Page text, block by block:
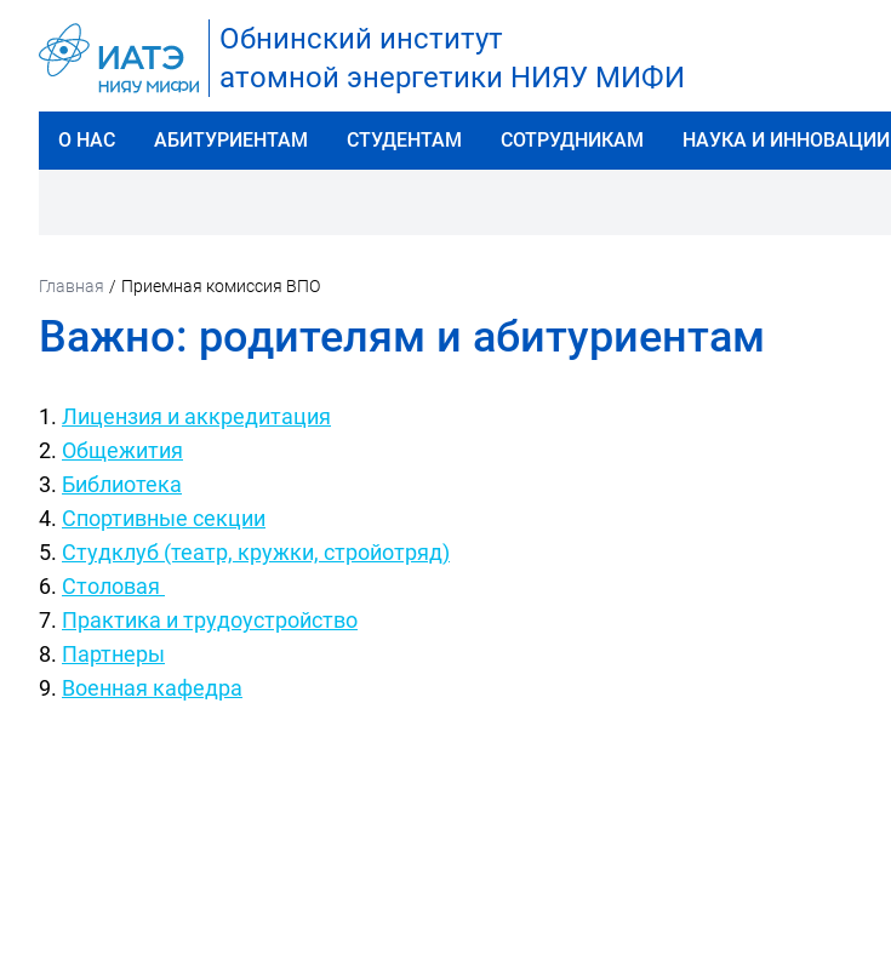
Обнинский институт
атомной энергетики НИЯУ МИФИ
О НАС АБИТУРИЕНТАМ СТУДЕНТАМ СОТРУДНИКАМ НАУКА И ИННОВАЦИИ
Главная / Приемная комиссия ВПО
Важно: родителям и абитуриентам
Лицензия и аккредитация
Общежития
Библиотека
Спортивные секции
Студклуб (театр, кружки, стройотряд)
Столовая
Практика и трудоустройство
Партнеры
Военная кафедра